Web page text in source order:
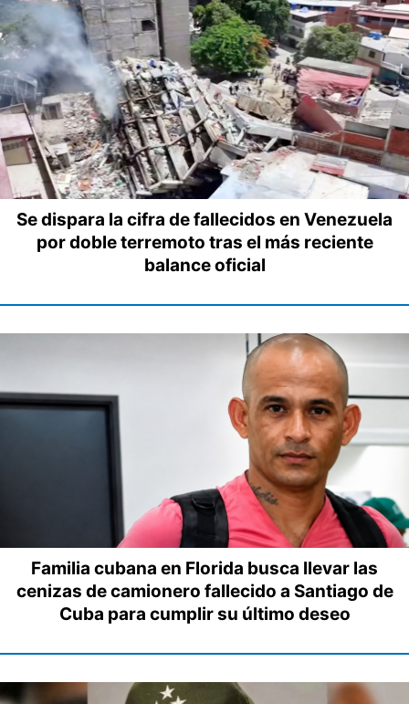
Se dispara la cifra de fallecidos en Venezuela
por doble terremoto tras el más reciente
balance oficial
Familia cubana en Florida busca llevar las
cenizas de camionero fallecido a Santiago de
Cuba para cumplir su último deseo